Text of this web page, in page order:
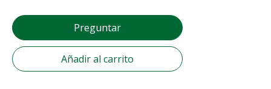
Preguntar
Añadir al carrito